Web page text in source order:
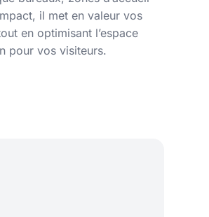
il met en valeur vos
en optimisant l’espace
pour vos visiteurs.